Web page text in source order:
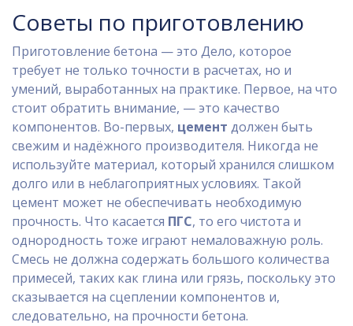
Советы по приготовлению
Приготовление бетона — это Дело, которое
требует не только точности в расчетах, но и
умений, выработанных на практике. Первое, на что
стоит обратить внимание, — это качество
компонентов. Во-первых, цемент должен быть
свежим и надёжного производителя. Никогда не
используйте материал, который хранился слишком
долго или в неблагоприятных условиях. Такой
цемент может не обеспечивать необходимую
прочность. Что касается ПГС, то его чистота и
однородность тоже играют немаловажную роль.
Смесь не должна содержать большого количества
примесей, таких как глина или грязь, поскольку это
сказывается на сцеплении компонентов и,
следовательно, на прочности бетона.